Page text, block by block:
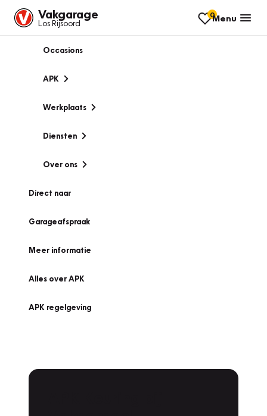
Vakgarage
Los Rijsoord
0Menu
Occasions
APK
Werkplaats
Diensten
Over ons
Direct naar
Garageafspraak
Meer informatie
Alles over APK
APK regelgeving